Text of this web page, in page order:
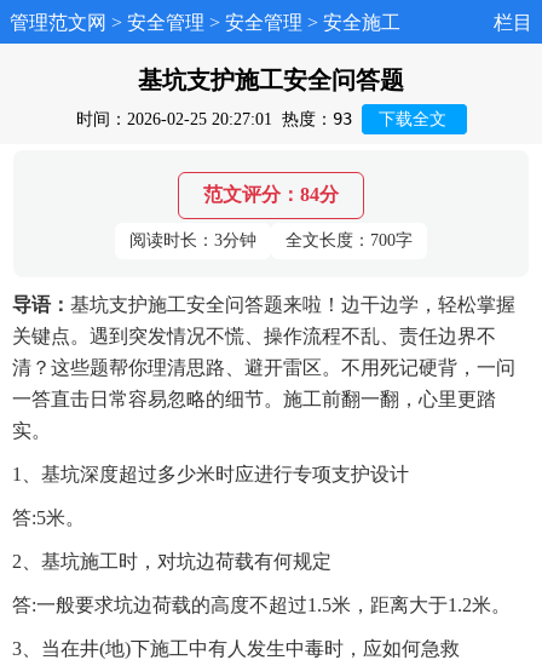
管理范文网 > 安全管理 > 安全管理 > 安全施工 栏目
基坑支护施工安全问答题
时间：2026-02-25 20:27:01 热度： 93 下载全文
范文评分：84分
阅读时长：3分钟 全文长度：700字
导语： 基坑支护施工安全问答题来啦！边干边学，轻松掌握
关键点。遇到突发情况不慌、操作流程不乱、责任边界不
清？这些题帮你理清思路、避开雷区。不用死记硬背，一问
一答直击日常容易忽略的细节。施工前翻一翻，心里更踏
实。
1、基坑深度超过多少米时应进行专项支护设计
答:5米。
2、基坑施工时，对坑边荷载有何规定
答:一般要求坑边荷载的高度不超过1.5米，距离大于1.2米。
3、当在井(地)下施工中有人发生中毒时，应如何急救